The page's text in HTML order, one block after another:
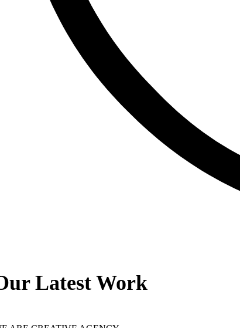
Latest Work